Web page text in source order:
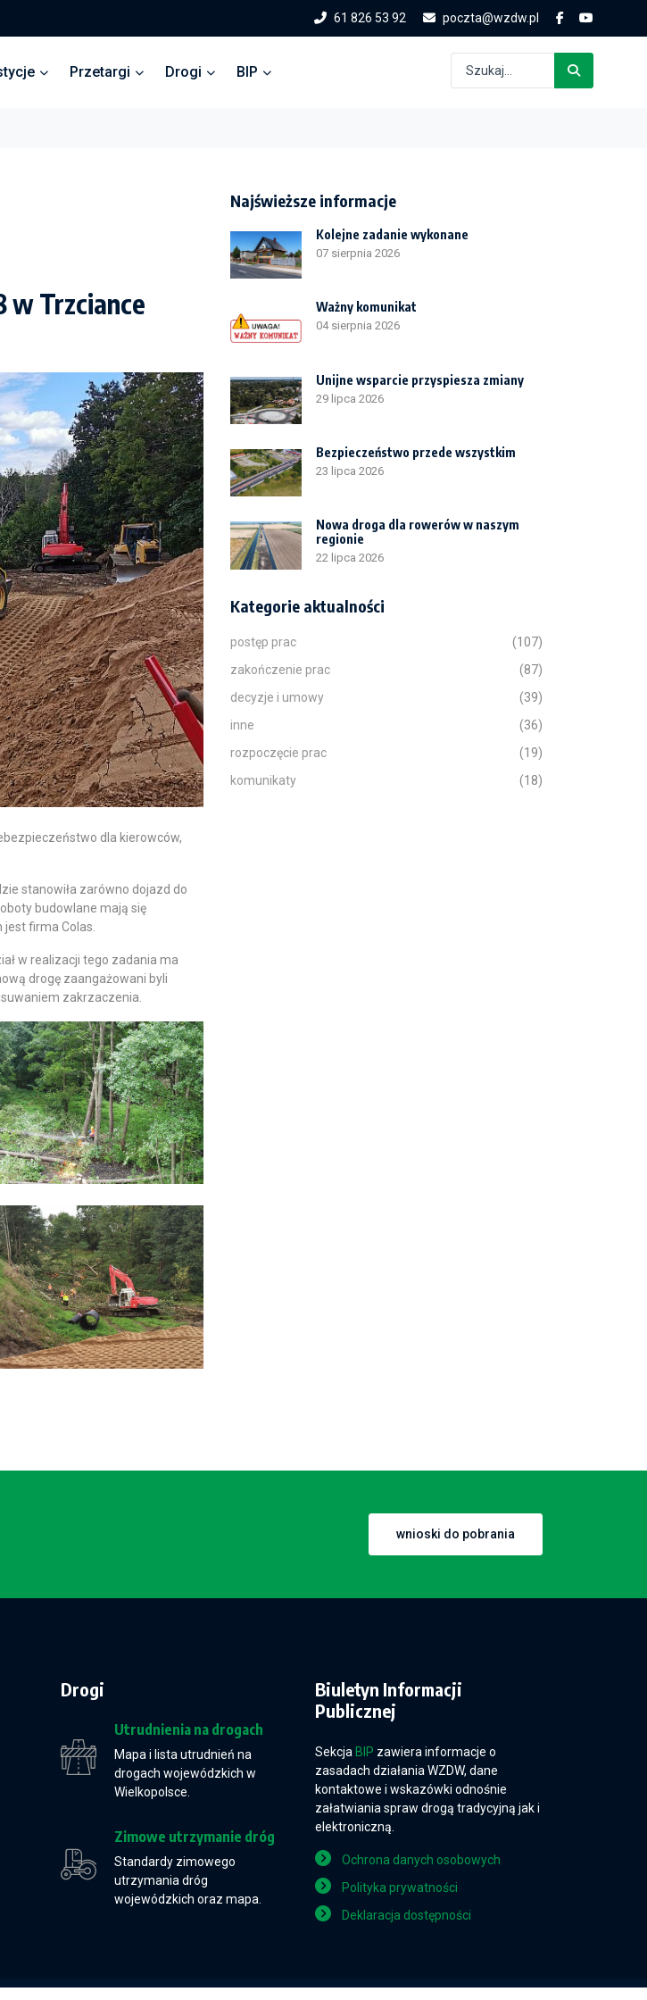
61 826 53 92 poczta@wzdw.pl
Przetargi Drogi BIP
w Trzciance
dla kierowców,
stanowiła zarówno dojazd do
budowlane mają się
firma Colas.
w realizacji tego zadania ma
drogę zaangażowani byli
zakrzaczenia.
Najświeższe informacje
Kolejne zadanie wykonane
07 sierpnia 2026
Ważny komunikat
04 sierpnia 2026
Unijne wsparcie przyspiesza zmiany
29 lipca 2026
Bezpieczeństwo przede wszystkim
23 lipca 2026
Nowa droga dla rowerów w naszym
regionie
22 lipca 2026
Kategorie aktualności
postęp prac
(107)
zakończenie prac
(87)
decyzje i umowy
(39)
inne
(36)
rozpoczęcie prac
(19)
komunikaty
(18)
wnioski do pobrania
Drogi
Utrudnienia na drogach
Mapa i lista utrudnień na
drogach wojewódzkich w
Wielkopolsce.
Zimowe utrzymanie dróg
Standardy zimowego
utrzymania dróg
wojewódzkich oraz mapa.
Biuletyn Informacji
Publicznej
Sekcja BIP zawiera informacje o
zasadach działania WZDW, dane
kontaktowe i wskazówki odnośnie
załatwiania spraw drogą tradycyjną jak i
elektroniczną.
Ochrona danych osobowych
Polityka prywatności
Deklaracja dostępności